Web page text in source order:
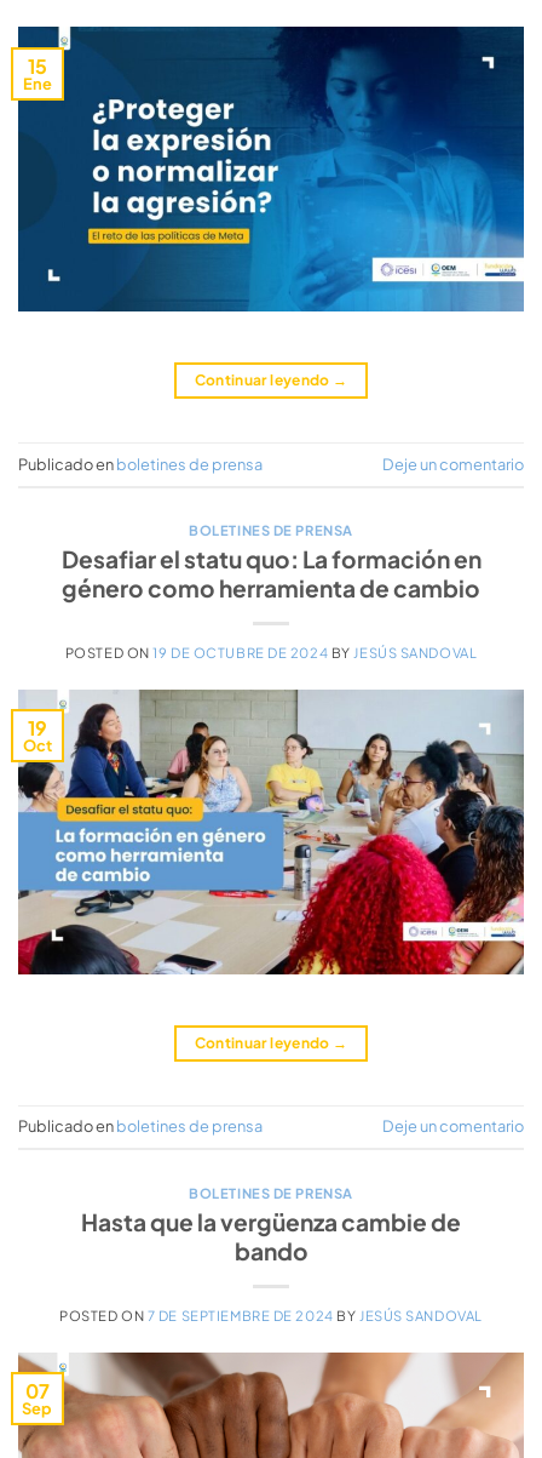
15
Ene
Continuar leyendo →
Publicado enboletines de prensa Deje un comentario
BOLETINES DE PRENSA
Desafiar el statu quo: La formación en
género como herramienta de cambio
POSTED ON19 DE OCTUBRE DE 2024 BY JESÚS SANDOVAL
19
Oct
Continuar leyendo →
Publicado enboletines de prensa Deje un comentario
BOLETINES DE PRENSA
Hasta que la vergüenza cambie de
bando
POSTED ON 7 DE SEPTIEMBRE DE 2024 BY JESÚS SANDOVAL
07
Sep